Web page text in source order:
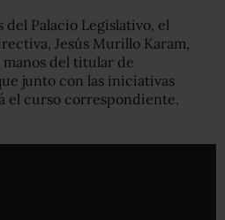
del Palacio Legislativo, el
Jesús Murillo Karam,
del titular de
junto con las iniciativas
el curso correspondiente.